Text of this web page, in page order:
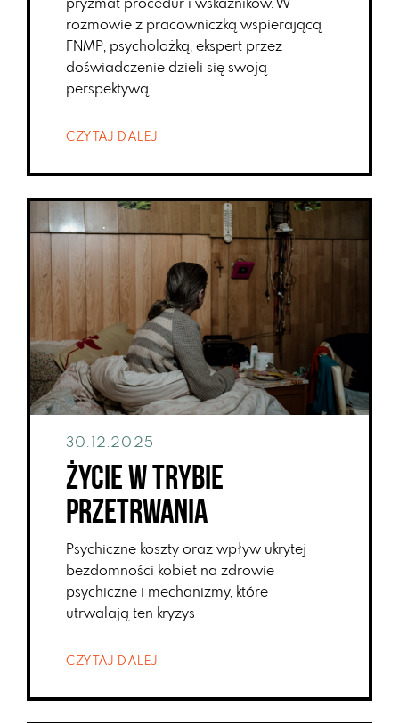
pryzmat procedur i wskaźników. W
rozmowie z pracowniczką wspierającą
FNMP, psycholożką, ekspert przez
doświadczenie dzieli się swoją
perspektywą.
CZYTAJ DALEJ
30.12.2025
Życie w trybie
przetrwania
Psychiczne koszty oraz wpływ ukrytej
bezdomności kobiet na zdrowie
psychiczne i mechanizmy, które
utrwalają ten kryzys
CZYTAJ DALEJ